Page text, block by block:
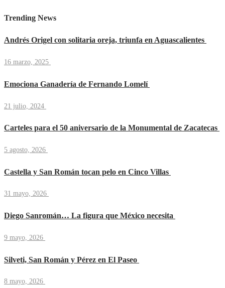
Trending News
Andrés Origel con solitaria oreja, triunfa en Aguascalientes
16 marzo, 2025
Emociona Ganadería de Fernando Lomelí
21 julio, 2024
Carteles para el 50 aniversario de la Monumental de Zacatecas
5 agosto, 2026
Castella y San Román tocan pelo en Cinco Villas
31 mayo, 2026
Diego Sanromán… La figura que México necesita
9 mayo, 2026
Silveti, San Román y Pérez en El Paseo
8 mayo, 2026